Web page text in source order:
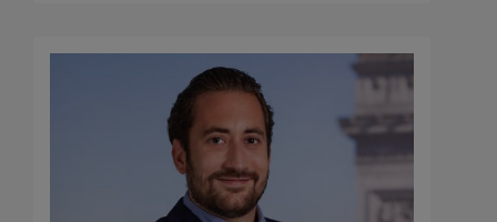
Toutes les informations contenues sur ce site internet
peuvent être modifiées sans préavis.
Les OPC gérés par SCOR Investment Partners SE ne sont
pas systématiquement enregistrés dans le pays de
juridiction de chacun des investisseurs potentiels.
SCOR Investment Partners SE ne pourrait être tenue
responsable si les informations contenues sur ce site